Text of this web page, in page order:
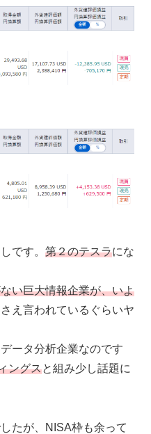
です。 第２のテスラにな
い巨大情報企業が、いよ
さえ言われているぐらいヤ
ータ分析企業なのです
ングスと組み少し話題に
たが、NISA枠も余って